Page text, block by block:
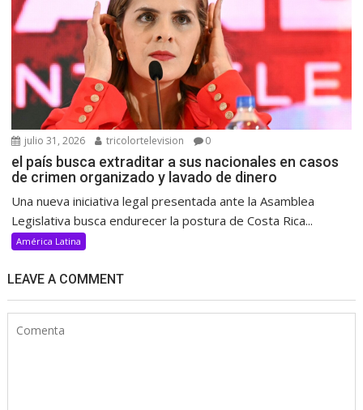
julio 31, 2026 tricolortelevision 0
el país busca extraditar a sus nacionales en casos
de crimen organizado y lavado de dinero
Una nueva iniciativa legal presentada ante la Asamblea
Legislativa busca endurecer la postura de Costa Rica...
América Latina
LEAVE A COMMENT